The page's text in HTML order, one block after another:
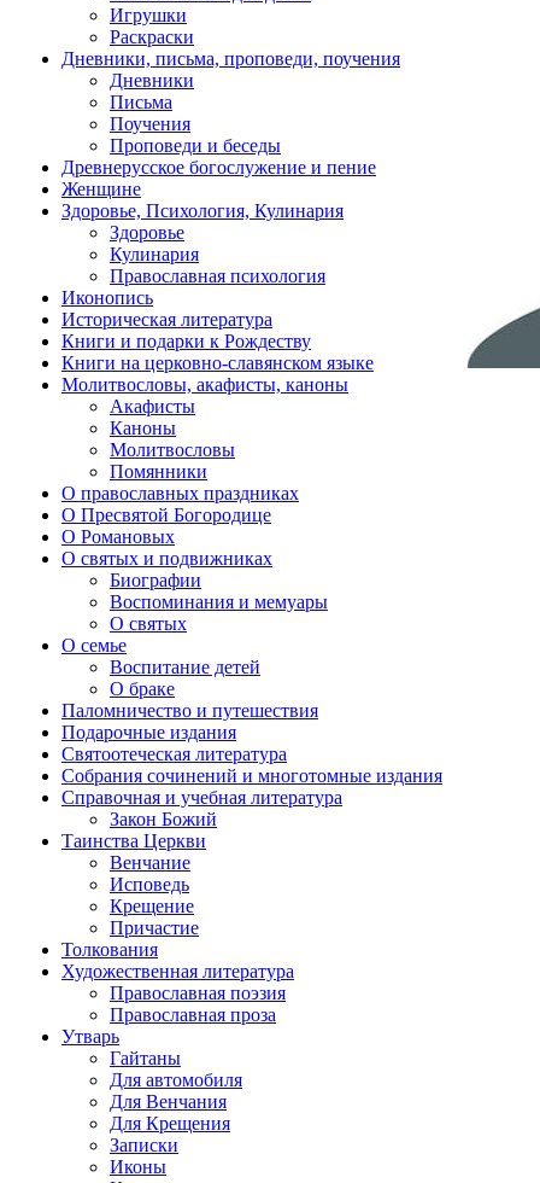
Игрушки
Раскраски
Дневники, письма, проповеди, поучения
Дневники
Письма
Поучения
Проповеди и беседы
Древнерусское богослужение и пение
Женщине
Здоровье, Психология, Кулинария
Здоровье
Кулинария
Православная психология
Иконопись
Историческая литература
Книги и подарки к Рождеству
Книги на церковно-славянском языке
Молитвословы, акафисты, каноны
Акафисты
Каноны
Молитвословы
Помянники
О православных праздниках
О Пресвятой Богородице
О Романовых
О святых и подвижниках
Биографии
Воспоминания и мемуары
О святых
О семье
Воспитание детей
О браке
Паломничество и путешествия
Подарочные издания
Святоотеческая литература
Собрания сочинений и многотомные издания
Справочная и учебная литература
Закон Божий
Таинства Церкви
Венчание
Исповедь
Крещение
Причастие
Толкования
Художественная литература
Православная поэзия
Православная проза
Утварь
Гайтаны
Для автомобиля
Для Венчания
Для Крещения
Записки
Иконы